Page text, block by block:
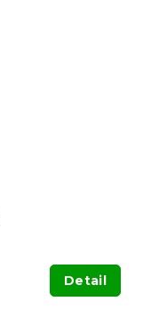
Detail